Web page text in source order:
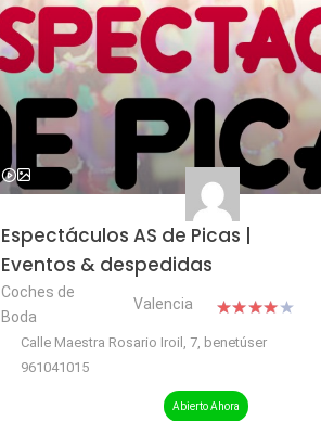
Espectáculos AS de Picas |
Eventos & despedidas
Coches de
Boda
Valencia
Calle Maestra Rosario Iroil, 7, benetúser
961041015
Abierto Ahora